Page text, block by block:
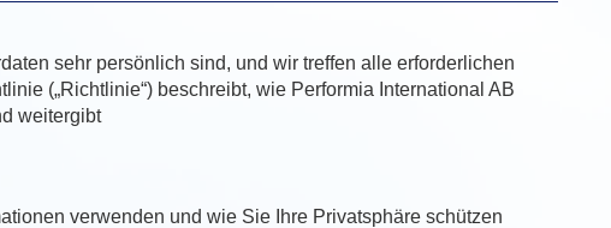
sehr persönlich sind, und wir treffen alle erforderlichen
(„Richtlinie“) beschreibt, wie Performia International AB
weitergibt
verwenden und wie Sie Ihre Privatsphäre schützen